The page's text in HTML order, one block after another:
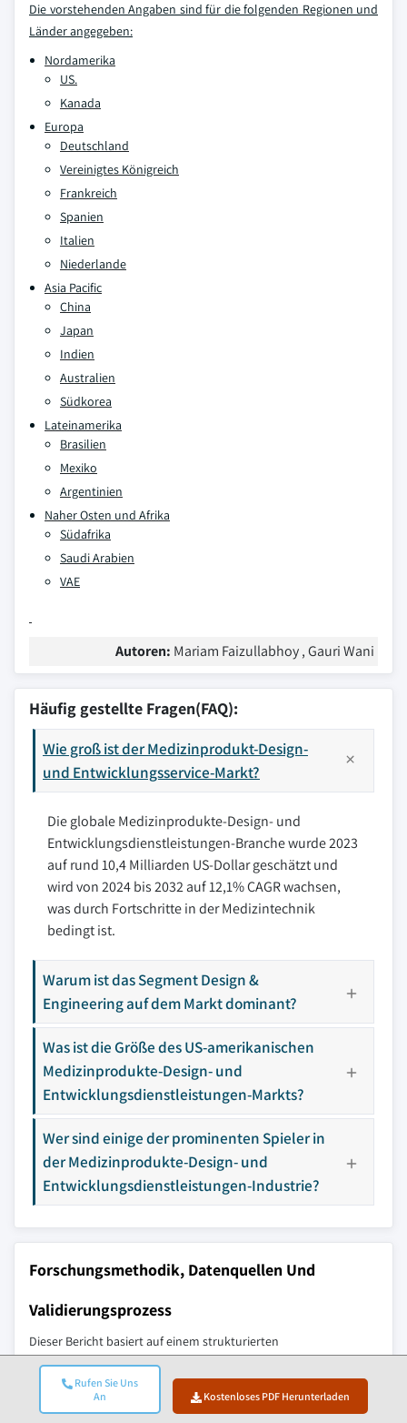
Rufen Sie Uns
An
Kostenloses PDF Herunterladen
Die vorstehenden Angaben sind für die folgenden Regionen und
Länder angegeben:
Nordamerika
US.
Kanada
Europa
Deutschland
Vereinigtes Königreich
Frankreich
Spanien
Italien
Niederlande
Asia Pacific
China
Japan
Indien
Australien
Südkorea
Lateinamerika
Brasilien
Mexiko
Argentinien
Naher Osten und Afrika
Südafrika
Saudi Arabien
VAE
Autoren: Mariam Faizullabhoy , Gauri Wani
Häufig gestellte Fragen(FAQ):
Wie groß ist der Medizinprodukt-Design-
und Entwicklungsservice-Markt?
Die globale Medizinprodukte-Design- und
Entwicklungsdienstleistungen-Branche wurde 2023
auf rund 10,4 Milliarden US-Dollar geschätzt und
wird von 2024 bis 2032 auf 12,1% CAGR wachsen,
was durch Fortschritte in der Medizintechnik
bedingt ist.
Warum ist das Segment Design &
Engineering auf dem Markt dominant?
Was ist die Größe des US-amerikanischen
Medizinprodukte-Design- und
Entwicklungsdienstleistungen-Markts?
Wer sind einige der prominenten Spieler in
der Medizinprodukte-Design- und
Entwicklungsdienstleistungen-Industrie?
Forschungsmethodik, Datenquellen Und
Validierungsprozess
Dieser Bericht basiert auf einem strukturierten
Forschungsprozess, der auf direkten Branchengesprächen,
proprietärer Modellierung und rigoroser Kreuzvalidierung
aufbaut – und nicht nur auf Schreibtischrecherche.